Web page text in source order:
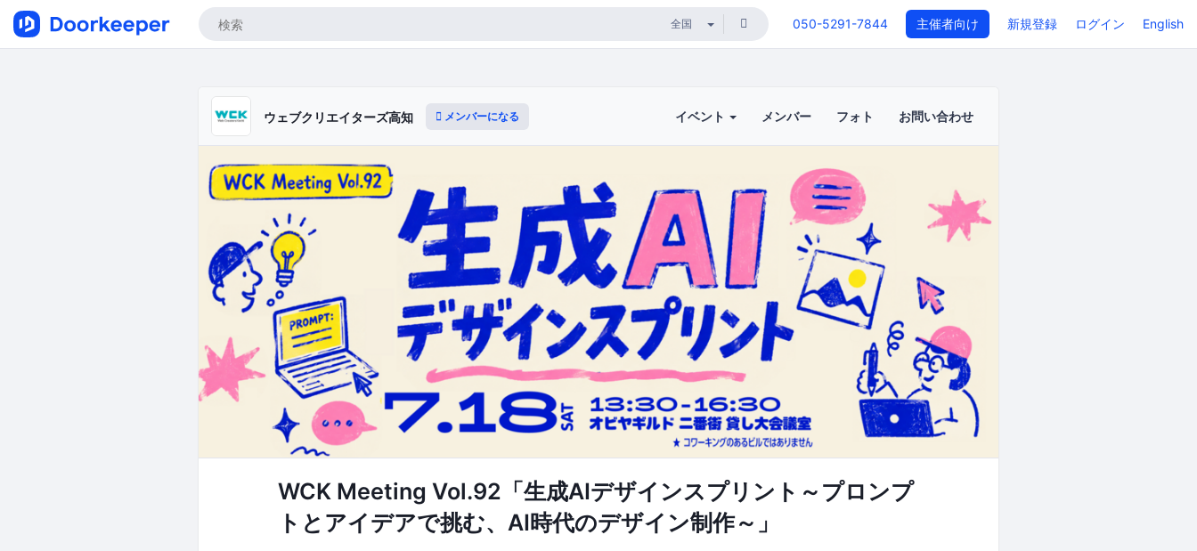
050-5291-7844 主催者向け 新規登録 ログイン English
ウェブクリエイターズ高知 メンバーになる イベント メンバー フォト お問い合わせ
WCK Meeting Vol.92「生成AIデザインスプリント～プロンプ
トとアイデアで挑む、AI時代のデザイン制作～」